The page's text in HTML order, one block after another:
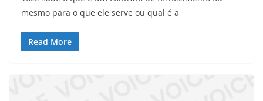
mesmo para o que ele serve ou qual é a
Read More